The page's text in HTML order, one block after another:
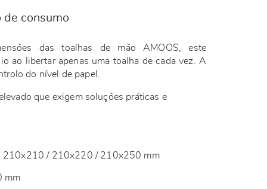
de consumo
das toalhas de mão AMOOS, este
ao libertar apenas uma toalha de cada vez. A
do nível de papel.
que exigem soluções práticas e
210x210 / 210x220 / 210x250 mm
mm